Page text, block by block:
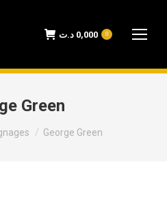
0,000 د.ت 0
Green
George Green